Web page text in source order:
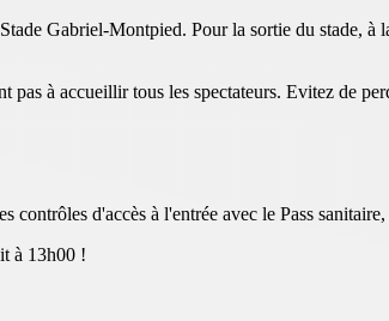
Gabriel-Montpied. Pour la sortie du stade,
à accueillir tous les spectateurs. Evitez de
d'accès à l'entrée avec le Pass sanitaire,
à 13h00 !